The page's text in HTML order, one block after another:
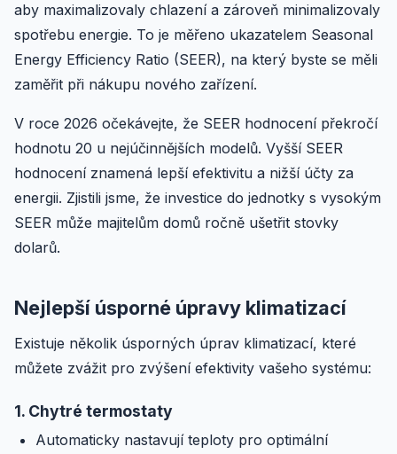
aby maximalizovaly chlazení a zároveň minimalizovaly
spotřebu energie. To je měřeno ukazatelem Seasonal
Energy Efficiency Ratio (SEER), na který byste se měli
zaměřit při nákupu nového zařízení.
V roce 2026 očekávejte, že SEER hodnocení překročí
hodnotu 20 u nejúčinnějších modelů. Vyšší SEER
hodnocení znamená lepší efektivitu a nižší účty za
energii. Zjistili jsme, že investice do jednotky s vysokým
SEER může majitelům domů ročně ušetřit stovky
dolarů.
Nejlepší úsporné úpravy klimatizací
Existuje několik úsporných úprav klimatizací, které
můžete zvážit pro zvýšení efektivity vašeho systému:
1. Chytré termostaty
Automaticky nastavují teploty pro optimální